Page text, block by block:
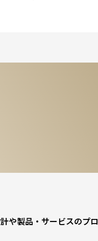
や製品・サービスのプロ